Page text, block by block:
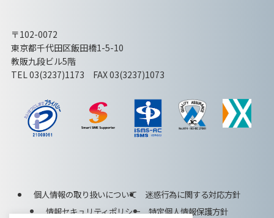
〒102-0072
東京都千代田区飯田橋1-5-10
教販九段ビル5階
TEL 03(3237)1173 FAX 03(3237)1073
個人情報の取り扱いについて
迷惑行為に関する対応方針
情報セキュリティポリシー
特定個人情報保護方針